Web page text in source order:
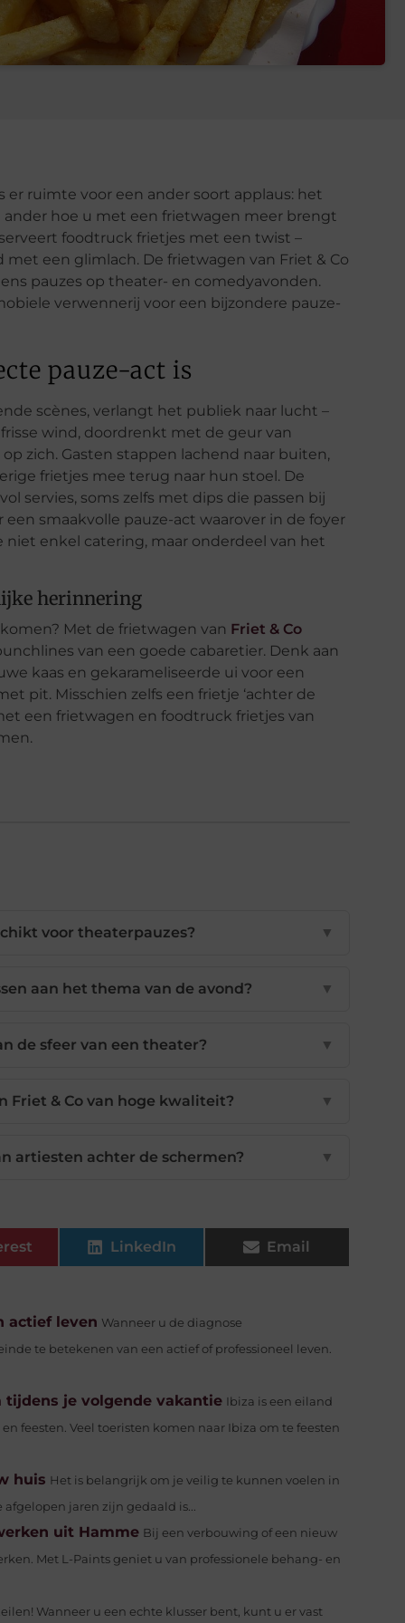
er ruimte voor een ander soort applaus: het
ander hoe u met een frietwagen meer brengt
foodtruck frietjes met een twist –
een glimlach. De frietwagen van Friet & Co
pauzes op theater- en comedyavonden.
verwennerij voor een bijzondere pauze-
pauze-act is
scènes, verlangt het publiek naar lucht –
wind, doordrenkt met de geur van
zich. Gasten stappen lachend naar buiten,
frietjes mee terug naar hun stoel. De
servies, soms zelfs met dips die passen bij
smaakvolle pauze-act waarover in de foyer
enkel catering, maar onderdeel van het
herinnering
Met de frietwagen van Friet & Co
van een goede cabaretier. Denk aan
kaas en gekarameliseerde ui voor een
pit. Misschien zelfs een frietje ‘achter de
een frietwagen en foodtruck frietjes van
voor theaterpauzes? ▼
aan het thema van de avond? ▼
de sfeer van een theater? ▼
Friet & Co van hoge kwaliteit? ▼
artiesten achter de schermen? ▼
LinkedIn Email
actief leven Wanneer u de diagnose
te betekenen van een actief of professioneel leven.
tijdens je volgende vakantie Ibiza is een eiland
feesten. Veel toeristen komen naar Ibiza om te feesten
huis Het is belangrijk om je veilig te kunnen voelen in
jaren zijn gedaald is...
uit Hamme Bij een verbouwing of een nieuw
Met L-Paints geniet u van professionele behang- en
Wanneer u een echte klusser bent, kunt u er vast